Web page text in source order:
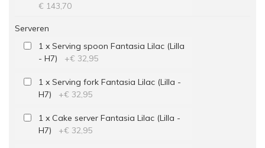
€ 143,70
Serveren
1 x Serving spoon Fantasia Lilac (Lilla
- H7) +€ 32,95
1 x Serving fork Fantasia Lilac (Lilla -
H7) +€ 32,95
1 x Cake server Fantasia Lilac (Lilla -
H7) +€ 32,95